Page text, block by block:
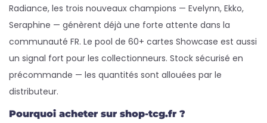
Radiance, les trois nouveaux champions — Evelynn, Ekko,
Seraphine — génèrent déjà une forte attente dans la
communauté FR. Le pool de 60+ cartes Showcase est aussi
un signal fort pour les collectionneurs. Stock sécurisé en
précommande — les quantités sont allouées par le
distributeur.
Pourquoi acheter sur shop-tcg.fr ?